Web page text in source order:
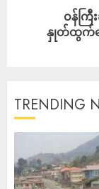
ဝန်ကြီ
နှုတ်ထွက်ပေ
TRENDING